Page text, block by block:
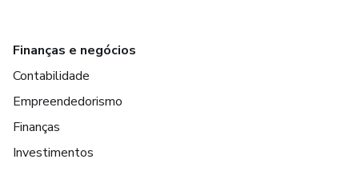
Finanças e negócios
Contabilidade
Empreendedorismo
Finanças
Investimentos